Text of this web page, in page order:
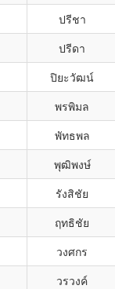
ปรีชา
ปรีดา
ปิยะวัฒน์
พรพิมล
พัทธพล
พุฒิพงษ์
รังสิชัย
ฤทธิชัย
วงศกร
วรวงค์